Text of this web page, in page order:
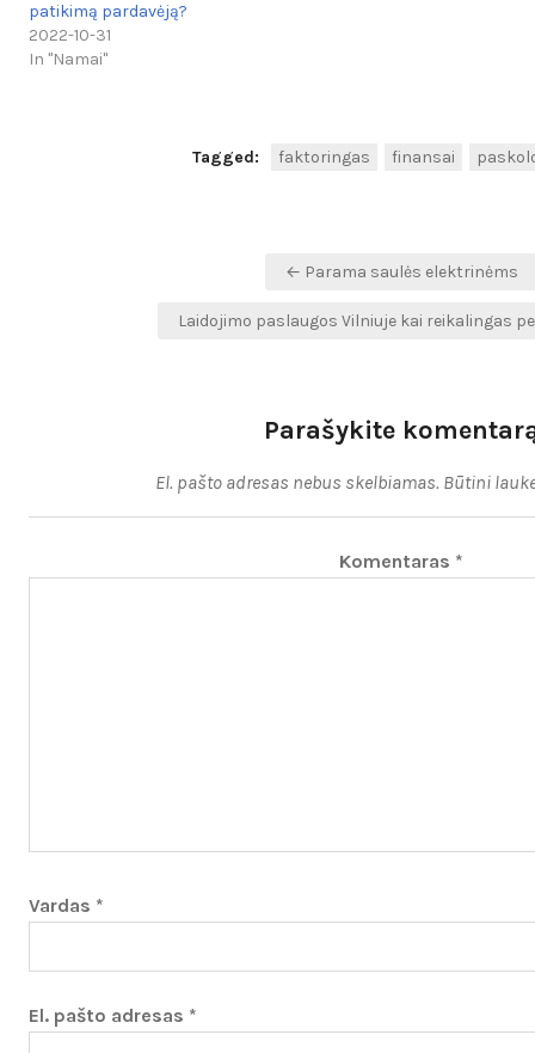
patikimą pardavėją?
2022-10-31
In "Namai"
Tagged: faktoringas finansai
← Parama saulės elektrinėms
Laidojimo paslaugos Vilniuje kai reikalingas
Parašykite
El. pašto adresas nebus skelbiamas. Būtini
Komentaras *
Vardas *
El. pašto adresas *